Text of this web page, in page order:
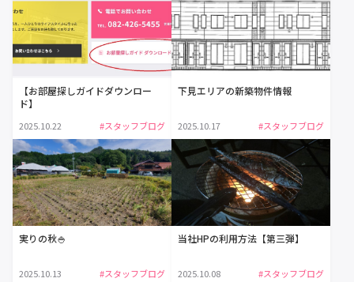
【お部屋探しガイドダウンロー
ド】
2025.10.22 #スタッフブログ
下見エリアの新築物件情報
2025.10.17 #スタッフブログ
実りの秋🍚
2025.10.13 #スタッフブログ
当社HPの利用方法【第三弾】
2025.10.08 #スタッフブログ